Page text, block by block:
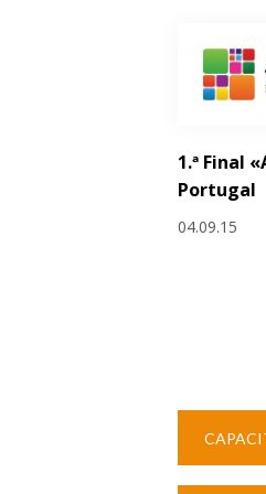
1.ª Final
Portugal
04.09.15